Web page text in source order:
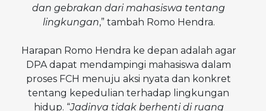
dan gebrakan dari mahasiswa tentang
lingkungan,” tambah Romo Hendra.
Harapan Romo Hendra ke depan adalah agar
DPA dapat mendampingi mahasiswa dalam
proses FCH menuju aksi nyata dan konkret
tentang kepedulian terhadap lingkungan
hidup. “Jadinya tidak berhenti di ruang